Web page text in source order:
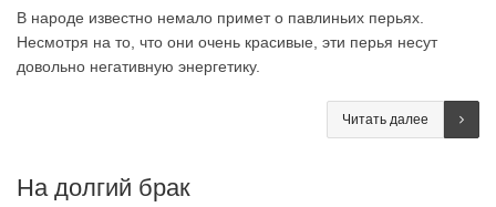
В народе известно немало примет о павлиньих перьях.
Несмотря на то, что они очень красивые, эти перья несут
довольно негативную энергетику.
Читать далее
На долгий брак